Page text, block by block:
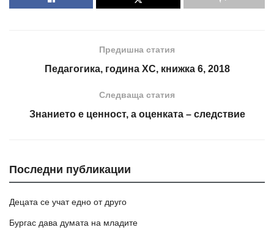
Предишна статия
Педагогика, година XC, книжка 6, 2018
Следваща статия
Знанието е ценност, а оценката – следствие
Последни публикации
Децата се учат едно от друго
Бургас дава думата на младите